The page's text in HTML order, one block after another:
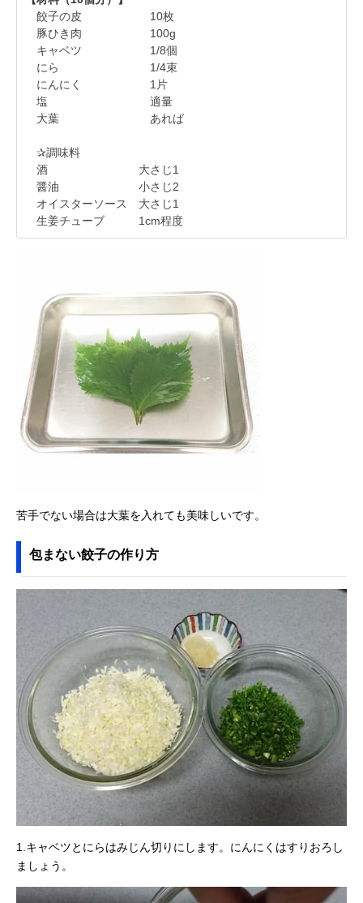
餃子の皮 10枚
豚ひき肉 100g
キャベツ 1/8個
にら 1/4束
にんにく 1片
塩 適量
大葉 あれば
✰調味料
酒 大さじ1
醤油 小さじ2
オイスターソース 大さじ1
生姜チューブ 1cm程度
苦手でない場合は大葉を入れても美味しいです。
包まない餃子の作り方
1.キャベツとにらはみじん切りにします。にんにくはすりおろし
ましょう。